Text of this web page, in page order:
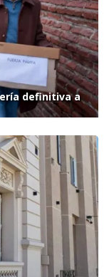
definitiva a